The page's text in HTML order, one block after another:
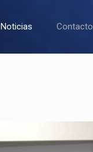
Noticias Contacto